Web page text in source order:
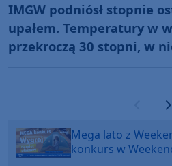
IMGW podniósł stopnie
upałem. Temperatury w
przekroczą 30 stopni, w
Mega lato z
konkurs w